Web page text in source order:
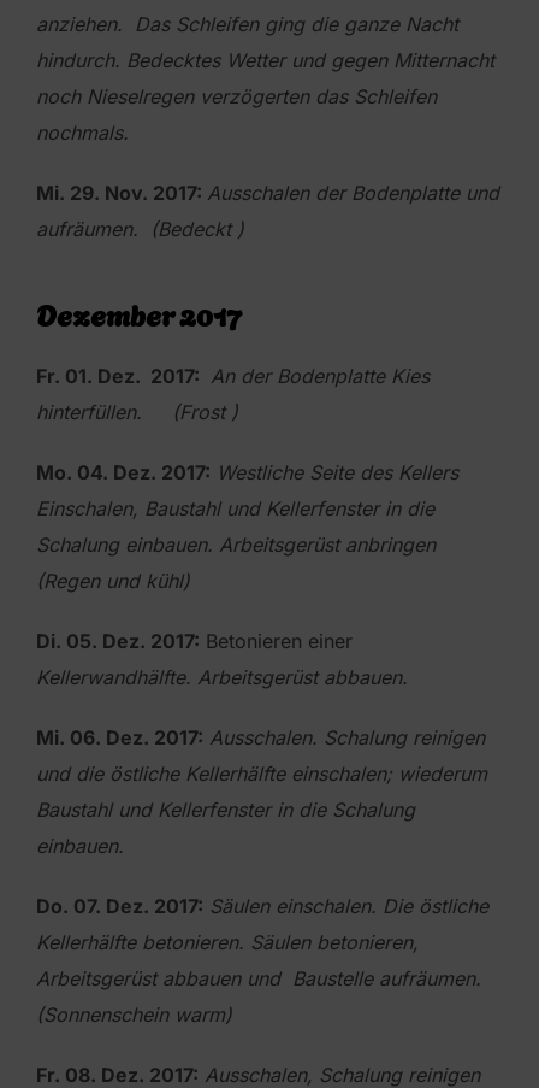
anziehen. Das Schleifen ging die ganze Nacht
hindurch. Bedecktes Wetter und gegen Mitternacht
noch Nieselregen verzögerten das Schleifen
nochmals.
Mi. 29. Nov. 2017: Ausschalen der Bodenplatte und
aufräumen. (Bedeckt )
Dezember 2017
Fr. 01. Dez. 2017: An der Bodenplatte Kies
hinterfüllen. (Frost )
Mo. 04. Dez. 2017: Westliche Seite des Kellers
Einschalen, Baustahl und Kellerfenster in die
Schalung einbauen. Arbeitsgerüst anbringen
(Regen und kühl)
Di. 05. Dez. 2017: Betonieren einer
Kellerwandhälfte. Arbeitsgerüst abbauen.
Mi. 06. Dez. 2017: Ausschalen. Schalung reinigen
und die östliche Kellerhälfte einschalen; wiederum
Baustahl und Kellerfenster in die Schalung
einbauen.
Do. 07. Dez. 2017: Säulen einschalen. Die östliche
Kellerhälfte betonieren. Säulen betonieren,
Arbeitsgerüstabbauen und Baustelle aufräumen.
(Sonnenschein warm)
Fr. 08. Dez. 2017: Ausschalen, Schalung reinigen